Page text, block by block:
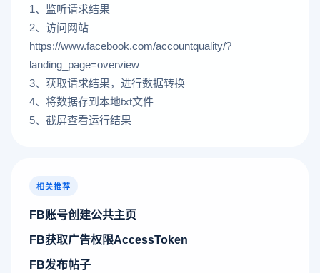
1、监听请求结果
2、访问网站
https://www.facebook.com/accountquality/?
landing_page=overview
3、获取请求结果，进行数据转换
4、将数据存到本地txt文件
5、截屏查看运行结果
相关推荐
FB账号创建公共主页
FB获取广告权限AccessToken
FB发布帖子